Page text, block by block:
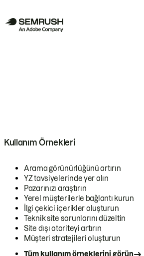
Kullanım Örnekleri
Arama görünürlüğünü artırın
YZ tavsiyelerinde yer alın
Pazarınızı araştırın
Yerel müşterilerle bağlantı kurun
İlgi çekici içerikler oluşturun
Teknik site sorunlarını düzeltin
Site dışı otoriteyi artırın
Müşteri stratejileri oluşturun
Tüm kullanım örneklerini görün